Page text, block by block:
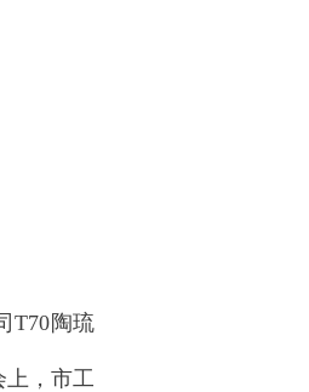
T70陶琉
上，市工